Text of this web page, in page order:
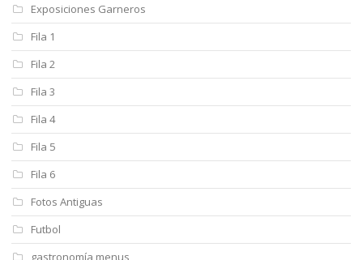
Exposiciones Garneros
Fila 1
Fila 2
Fila 3
Fila 4
Fila 5
Fila 6
Fotos Antiguas
Futbol
gastronomía menus